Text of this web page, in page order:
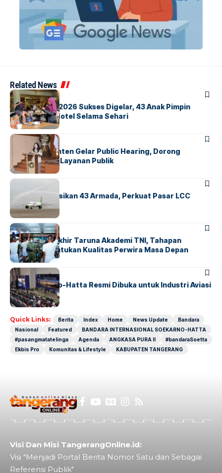
Related News
BERITAINDEX
GM For A Day 2026 Sukses Digelar, 43 Anak Pimpin
Operasional Hotel Selama Sehari
BANDARA BERITA
Karantina Banten Gelar Public Hearing, Dorong
Transparansi Layanan Publik
BANDARA
Citilink Operasikan 43 Armada, Perkuat Pasar LCC
Nasional
BERITA
Sidang Pantukhir Taruna Akademi TNI, Tahapan
Strategis Tentukan Kualitas Perwira Masa Depan
BANDARA BERITA
IALC Soekarno-Hatta Resmi Dibuka untuk Industri Aviasi
Dunia
Quick Links: Berita Index Home News Update
Bandara
Nasional
Featured
BANDARA INTERNASIONAL SOEKARNO-HATTA
#pasangmatatelinga
Agenda ANGKASA PURA II
#bandaraSoetta
Ekbis Pro
Komunitas & Lifestyle KABUPATEN TANGERANG
Visi Dan Misi TangerangOnline.id:
Visi "Menjadi Portal Berita Nomor Satu dan Sebagai
Referensi Publik"